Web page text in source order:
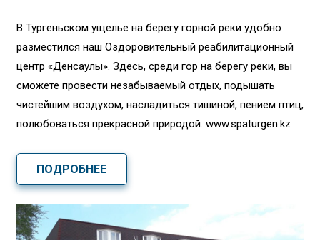
В Тургеньском ущелье на берегу горной реки удобно
разместился наш Оздоровительный реабилитационный
центр «Денсаулық». Здесь, среди гор на берегу реки, вы
сможете провести незабываемый отдых, подышать
чистейшим воздухом, насладиться тишиной, пением птиц,
полюбоваться прекрасной природой. www.spaturgen.kz
ПОДРОБНЕЕ